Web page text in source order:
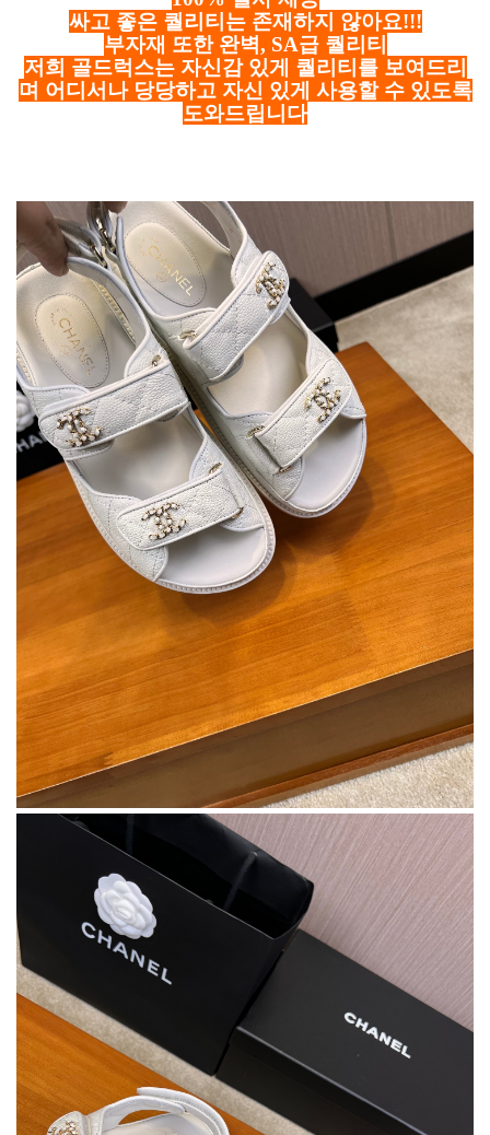
싸고 좋은 퀄리티는 존재하지 않아요!!!
부자재 또한 완벽, SA급 퀄리티
저희 골드럭스는 자신감 있게 퀄리티를 보여드리
며 어디서나 당당하고 자신 있게 사용할 수 있도록
도와드립니다